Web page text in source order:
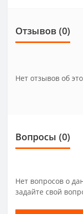
Отзывов (0)
Нет отзывов об
Вопросы (0)
Нет вопросов о
задайте свой